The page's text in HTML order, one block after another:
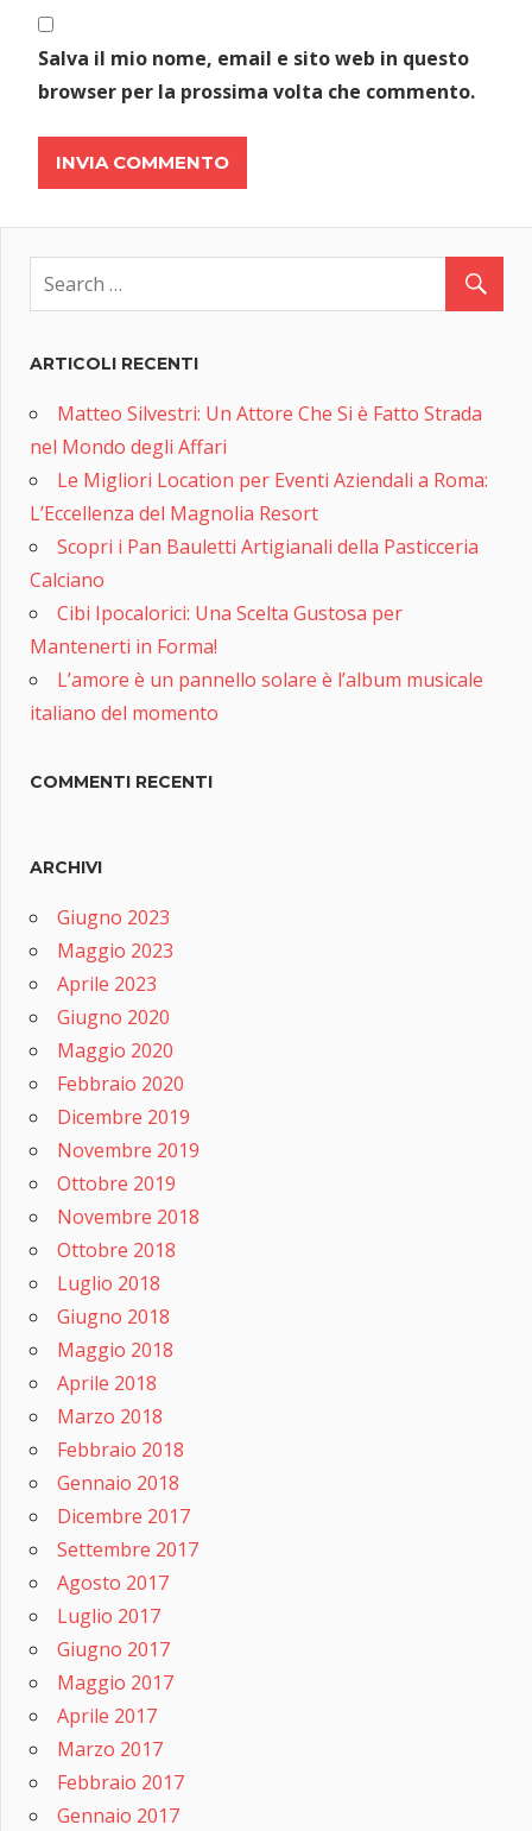
Salva il mio nome, email e sito web in questo
browser per la prossima volta che commento.
ARTICOLI RECENTI
Matteo Silvestri: Un Attore Che Si è Fatto Strada
nel Mondo degli Affari
Le Migliori Location per Eventi Aziendali a Roma:
L’Eccellenza del Magnolia Resort
Scopri i Pan Bauletti Artigianali della Pasticceria
Calciano
Cibi Ipocalorici: Una Scelta Gustosa per
Mantenerti in Forma!
L’amore è un pannello solare è l’album musicale
italiano del momento
COMMENTI RECENTI
ARCHIVI
Giugno 2023
Maggio 2023
Aprile 2023
Giugno 2020
Maggio 2020
Febbraio 2020
Dicembre 2019
Novembre 2019
Ottobre 2019
Novembre 2018
Ottobre 2018
Luglio 2018
Giugno 2018
Maggio 2018
Aprile 2018
Marzo 2018
Febbraio 2018
Gennaio 2018
Dicembre 2017
Settembre 2017
Agosto 2017
Luglio 2017
Giugno 2017
Maggio 2017
Aprile 2017
Marzo 2017
Febbraio 2017
Gennaio 2017